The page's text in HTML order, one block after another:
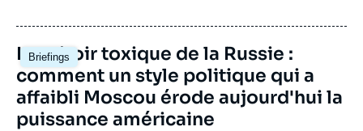
publication
Briefings
Image
principale
Le miroir toxique de la Russie :
comment un style politique qui a
affaibli Moscou érode aujourd'hui la
puissance américaine